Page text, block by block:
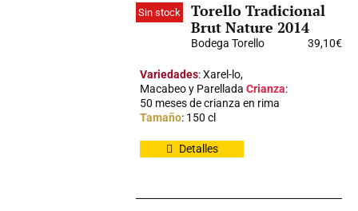
Sin stock
Torello Tradicional
Brut Nature 2014
Bodega Torello 39,10€
Variedades: Xarel-lo,
Macabeo y Parellada Crianza:
50 meses de crianza en rima
Tamaño: 150 cl
Detalles